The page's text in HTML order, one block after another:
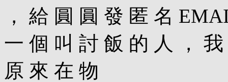
， 給 圓 圓 發 匿 名
一 個 叫 討 飯 的 人 ，
原 來 在 物